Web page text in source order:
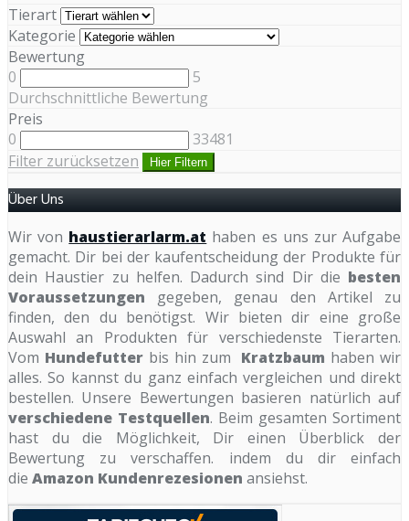
Tierart
Kategorie
Bewertung
0
5
Durchschnittliche Bewertung
Preis
0
33481
Filter zurücksetzen
Hier Filtern
Über Uns
Wir von haustierarlarm.at haben es uns zur Aufgabe
gemacht. Dir bei der kaufentscheidung der Produkte für
dein Haustier zu helfen. Dadurch sind Dir die besten
Voraussetzungen gegeben, genau den Artikel zu
finden, den du benötigst. Wir bieten dir eine große
Auswahl an Produkten für verschiedenste Tierarten.
Vom Hundefutter bis hin zum Kratzbaum haben wir
alles. So kannst du ganz einfach vergleichen und direkt
bestellen. Unsere Bewertungen basieren natürlich auf
verschiedene Testquellen. Beim gesamten Sortiment
hast du die Möglichkeit, Dir einen Überblick der
Bewertung zu verschaffen. indem du dir einfach
die Amazon Kundenrezesionen ansiehst.